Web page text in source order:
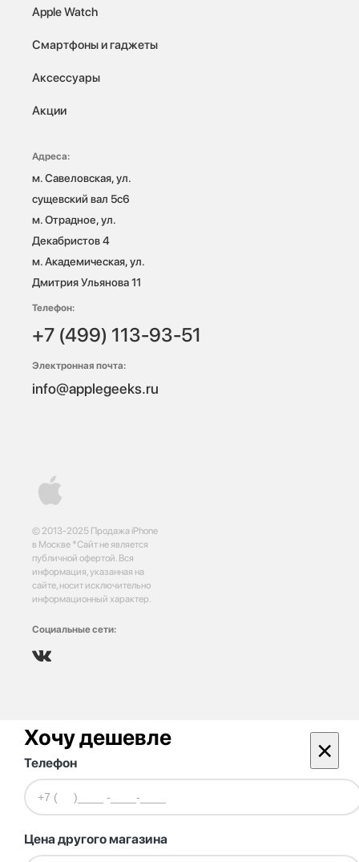
© 2013-2025 Продажа iPhone
в Москве *Сайт не является
публичной офертой. Вся
информация, указанная на
сайте, носит исключительно
информационный характер.
Социальные сети:
Apple Watch
Смартфоны и гаджеты
Аксессуары
Акции
Адреса:
м. Савеловская, ул.
сущевский вал 5с6
м. Отрадное, ул.
Декабристов 4
м. Академическая, ул.
Дмитрия Ульянова 11
Телефон:
+7 (499) 113-93-51
Электронная почта:
info@applegeeks.ru
Хочу дешевле ×
Телефон
Цена другого магазина